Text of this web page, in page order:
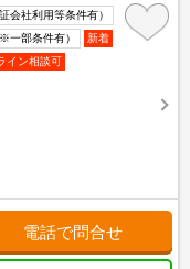
会社利用等条件有）
一部条件有）
新着
イン相談可
電話で問合せ